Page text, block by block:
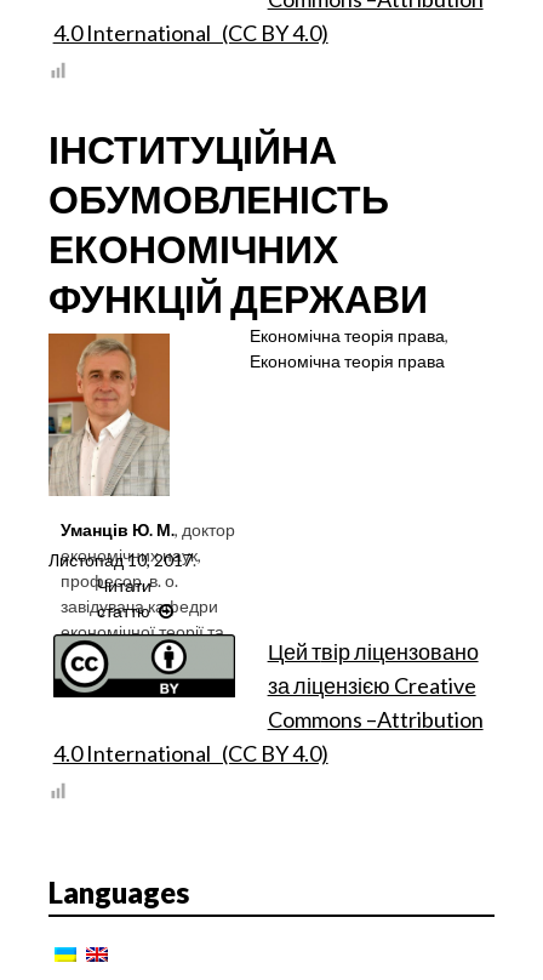
ПРАКТИКИ
4.0 International (CC BY 4.0)
ІНСТИТУЦІЙНА
ОБУМОВЛЕНІСТЬ
ЕКОНОМІЧНИХ
ФУНКЦІЙ ДЕРЖАВИ
Економічна теорія права,
Економічна теорія права
Уманців Ю. М., доктор
економічних наук,
професор, в. о.
завідувача кафедри
економічної теорії та
конкурентної
політики, Київ
Листопад 10, 2017.
Читати
статтю
ІНСТИТУЦІЙНА
ОБУМОВЛЕНІСТЬ
ЕКОНОМІЧНИХ
Цей твір ліцензовано
за ліцензією Creative
Commons –Attribution
4.0 International (CC BY 4.0)
Languages